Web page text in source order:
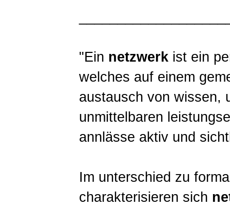
"Ein netzwerk ist ein
welches auf einem
austausch von wissen,
unmittelbaren
annlässe aktiv und
Im unterschied zu
charakterisieren sich